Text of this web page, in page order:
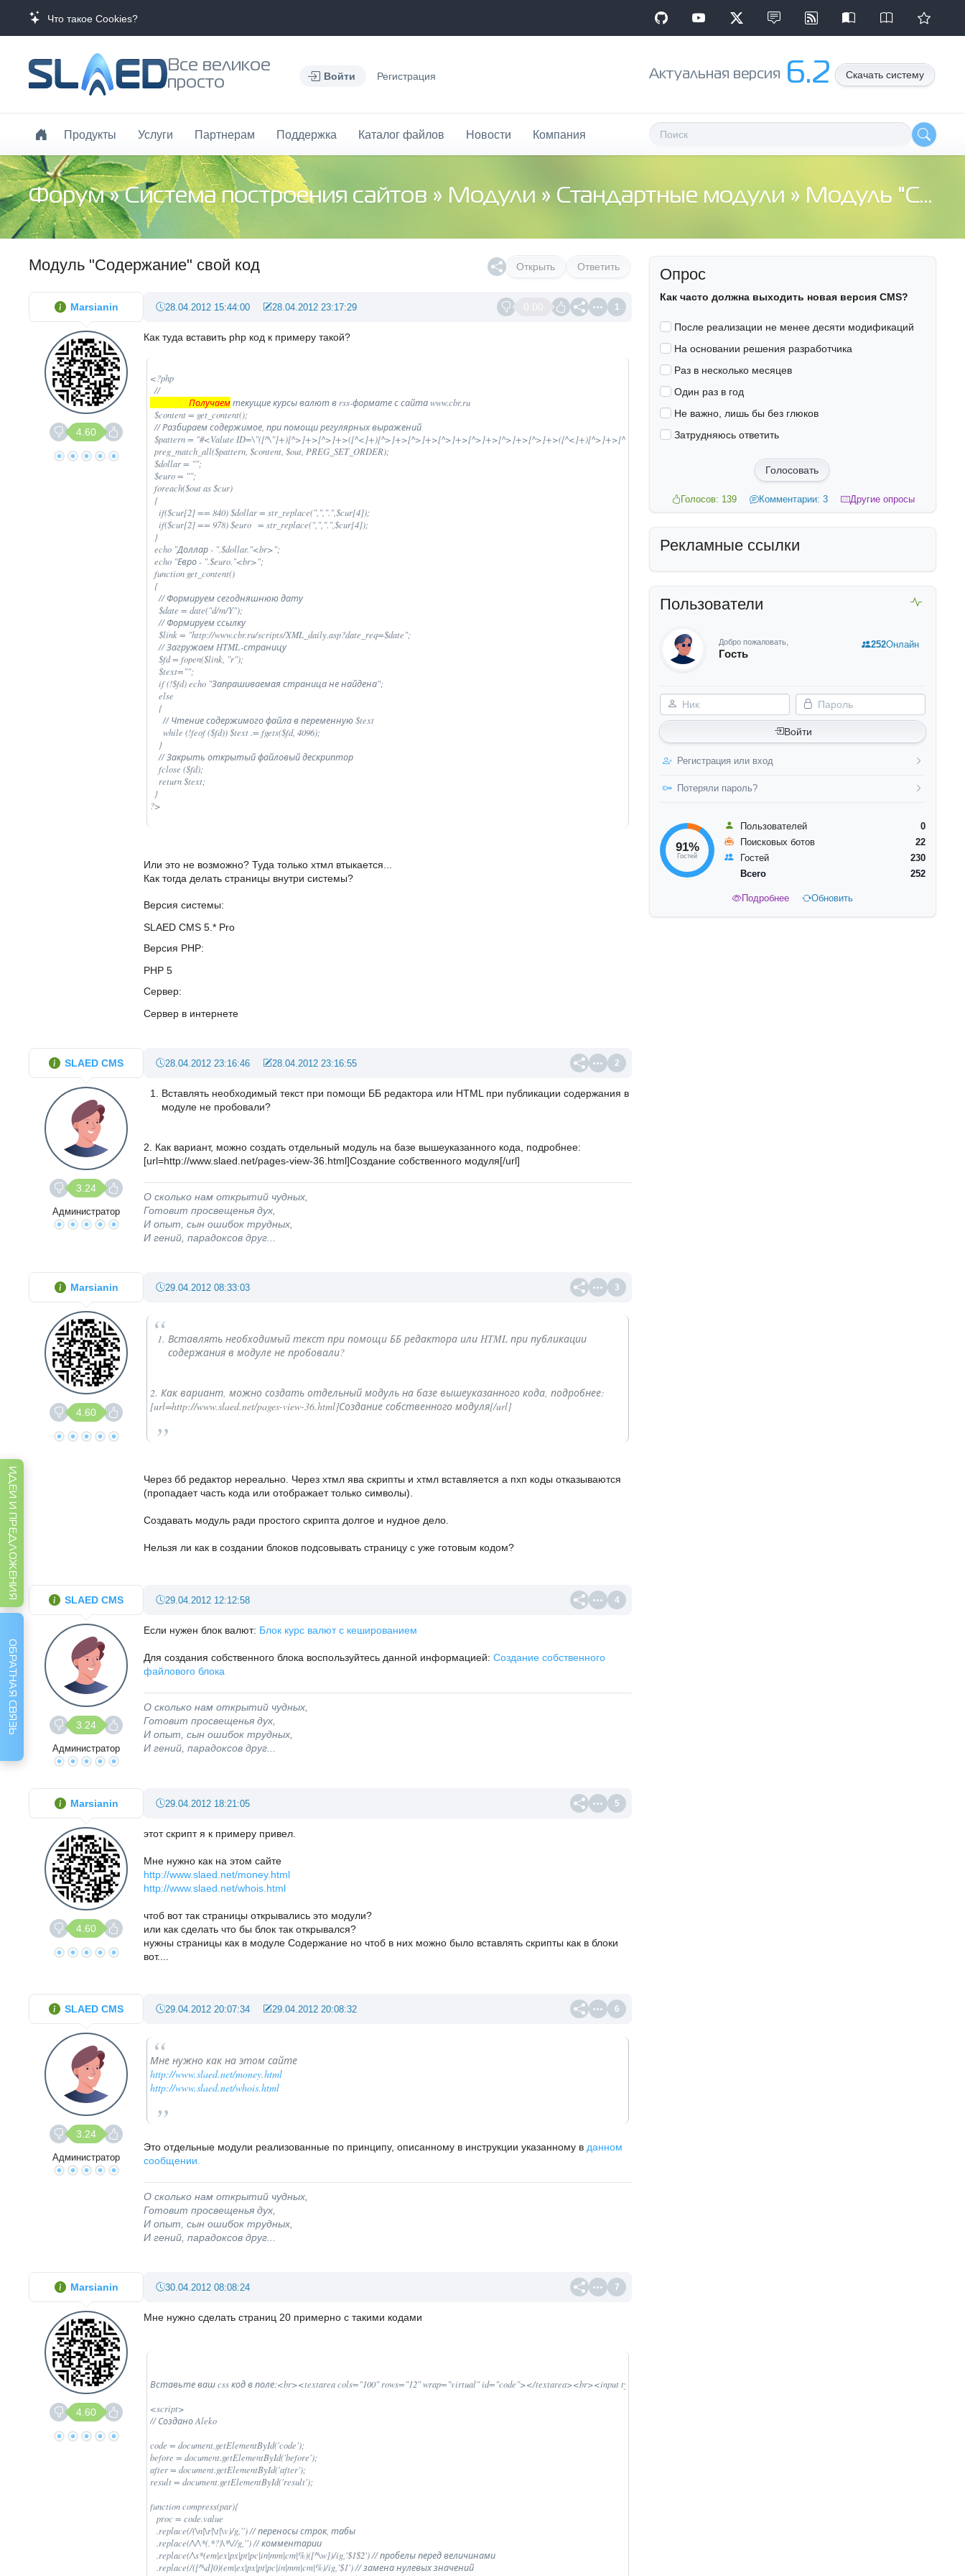
Что такое Cookies?
Все великое
просто
Войти Регистрация Aктуальная версия 6.2 Скачать систему
Продукты Услуги Партнерам Поддержка Каталог файлов Новости Компания
Форум»Система построения сайтов » Модули » Стандартные модули » Модуль "Содержание" свой код
Открыть Ответить
Модуль "Содержание" свой код
0.00 1
28.04.2012 15:44:00 28.04.2012 23:17:29
Как туда вставить php код к примеру такой?
<?php
  //
                  Получаем
текущие курсы валют в rss-формате с сайта www.cbr.ru
  $content = get_content();
  // Разбираем содержимое, при помощи регулярных выражений
  $pattern = "#<Valute ID=\"([^\"]+)[^>]+>[^>]+>([^<]+)[^>]+>[^>]+>[^>]+>[^>]+>[^>]+>[^>]+>([^<]+)[^>]+>[^>]+>([^<]+)#i";
  preg_match_all($pattern, $content, $out, PREG_SET_ORDER);
  $dollar = "";
  $euro = "";
  foreach($out as $cur)
  {
    if($cur[2] == 840) $dollar = str_replace(",",".",$cur[4]);
    if($cur[2] == 978) $euro   = str_replace(",",".",$cur[4]);
  }
  echo "Доллар - ".$dollar."<br>";
  echo "Евро - ".$euro."<br>";
  function get_content()
  {
    // Формируем сегодняшнюю дату
    $date = date("d/m/Y");
    // Формируем ссылку
    $link = "http://www.cbr.ru/scripts/XML_daily.asp?date_req=$date";
    // Загружаем HTML-страницу
    $fd = fopen($link, "r");
    $text="";
    if (!$fd) echo "Запрашиваемая страница не найдена";
    else
    {
      // Чтение содержимого файла в переменную $text
      while (!feof ($fd)) $text .= fgets($fd, 4096);
    }
    // Закрыть открытый файловый дескриптор
    fclose ($fd);
    return $text;
  }
?>
Или это не возможно? Туда только хтмл втыкается...
Как тогда делать страницы внутри системы?
Версия системы
SLAED CMS 5.* Pro
Версия PHP
PHP 5
Сервер
Сервер в интернете
Marsianin
4.60
2
28.04.2012 23:16:46 28.04.2012 23:16:55
Вставлять необходимый текст при помощи ББ редактора или HTML при публикации содержания в
модуле не пробовали?
2. Как вариант, можно создать отдельный модуль на базе вышеуказанного кода, подробнее:
[url=http://www.slaed.net/pages-view-36.html]Создание собственного модуля[/url]
О сколько нам открытий чудных,
Готовит просвещенья дух,
И опыт, сын ошибок трудных,
И гений, парадоксов друг...
SLAED CMS
3.24
Администратор
3
29.04.2012 08:33:03
Вставлять необходимый текст при помощи ББ редактора или HTML при публикации
содержания в модуле не пробовали?
2. Как вариант, можно создать отдельный модуль на базе вышеуказанного кода, подробнее:
[url=http://www.slaed.net/pages-view-36.html]Создание собственного модуля[/url]
Через бб редактор нереально. Через хтмл ява скрипты и хтмл вставляется а пхп коды отказываются
(пропадает часть кода или отображает только символы).
Создавать модуль ради простого скрипта долгое и нудное дело.
Нельзя ли как в создании блоков подсовывать страницу с уже готовым кодом?
Marsianin
4.60
4
29.04.2012 12:12:58
Если нужен блок валют: Блок курс валют с кешированием
Для создания собственного блока воспользуйтесь данной информацией: Создание собственного
файлового блока
О сколько нам открытий чудных,
Готовит просвещенья дух,
И опыт, сын ошибок трудных,
И гений, парадоксов друг...
SLAED CMS
3.24
Администратор
5
29.04.2012 18:21:05
этот скрипт я к примеру привел.
Мне нужно как на этом сайте
http://www.slaed.net/money.html
http://www.slaed.net/whois.html
чтоб вот так страницы открывались это модули?
или как сделать что бы блок так открывался?
нужны страницы как в модуле Содержание но чтоб в них можно было вставлять скрипты как в блоки
вот....
Marsianin
4.60
6
29.04.2012 20:07:34 29.04.2012 20:08:32
Мне нужно как на этом сайте
http://www.slaed.net/money.html
http://www.slaed.net/whois.html
Это отдельные модули реализованные по принципу, описанному в инструкции указанному в данном
сообщении.
О сколько нам открытий чудных,
Готовит просвещенья дух,
И опыт, сын ошибок трудных,
И гений, парадоксов друг...
SLAED CMS
3.24
Администратор
7
30.04.2012 08:08:24
Мне нужно сделать страниц 20 примерно с такими кодами
Вставьте ваш css код в поле:<br><textarea cols="100" rows="12" wrap="virtual" id="code"></textarea><br><input type="button" value="Сжать css" onclick="compress(1)"/><input type="button"
<script>
// Создано Aleko
code = document.getElementById('code');
before = document.getElementById('before');
after = document.getElementById('after');
result = document.getElementById('result');
function compress(par){
   proc = code.value
   .replace(/(\n|\r|\t|\v)/g,'') // переносы строк, табы
   .replace(/\/\*(.*?)\*\//g,'') // комментарии
   .replace(/\s*(em|ex|px|pt|pc|in|mm|cm|%)([^\w])/ig,'$1$2') // пробелы перед величинами
   .replace(/([^\d]0)(em|ex|px|pt|pc|in|mm|cm|%)/ig,'$1') // замена нулевых значений
Marsianin
4.60
Опрос
Как часто должна выходить новая версия CMS?
После реализации не менее десяти модификаций
На основании решения разработчика
Раз в несколько месяцев
Один раз в год
Не важно, лишь бы без глюков
Затрудняюсь ответить
Голосовать
Голосов: 139 Комментарии: 3 Другие опросы
Рекламные ссылки
Пользователи
Добро пожаловать,
Гость
Ник Пароль
Войти
Регистрация или вход
Потеряли пароль?
252Онлайн
91%
Гостей
Пользователей
0
Поисковых ботов
22
Гостей
230
Всего
252
Подробнее Обновить
ИДЕИ И ПРЕДЛОЖЕНИЯ
ОБРАТНАЯ СВЯЗЬ